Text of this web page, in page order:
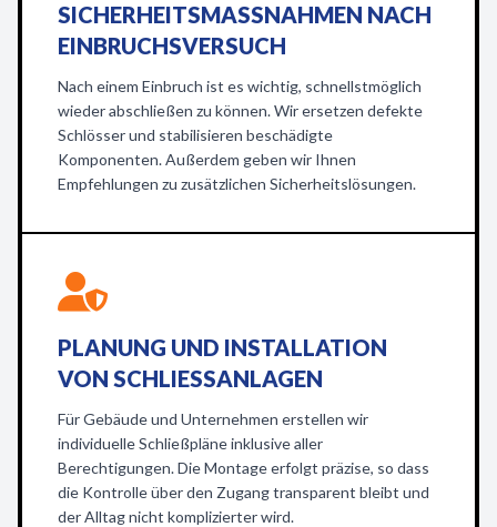
SICHERHEITSMASSNAHMEN NACH E
INBRUCHSVERSUCH
Nach einem Einbruch ist es wichtig, schnellstmöglich
wieder abschließen zu können. Wir ersetzen defekte
Schlösser und stabilisieren beschädigte
Komponenten. Außerdem geben wir Ihnen
Empfehlungen zu zusätzlichen Sicherheitslösungen.
PLANUNG UND INSTALLATION
VON SCHLIESSANLAGEN
Für Gebäude und Unternehmen erstellen wir
individuelle Schließpläne inklusive aller
Berechtigungen. Die Montage erfolgt präzise, so dass
die Kontrolle über den Zugang transparent bleibt und
der Alltag nicht komplizierter wird.